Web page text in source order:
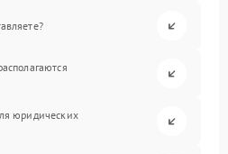
юридических